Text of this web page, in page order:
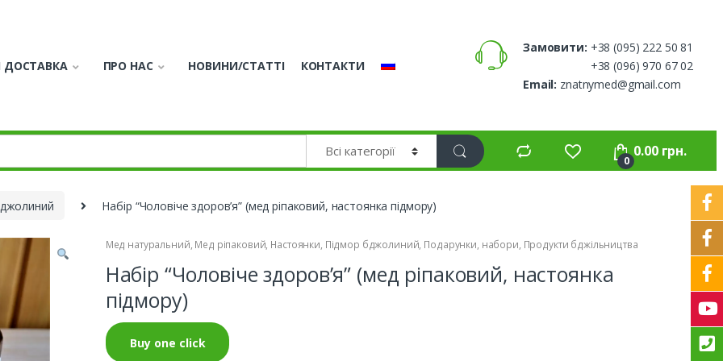
ДОСТАВКА ПРО НАС НОВИНИ/СТАТТІ КОНТАКТИ
Замовити: +38 (095) 222 50 81
+38 (096) 970 67 02
Email: znatnymed@gmail.com
0
0.00грн.
Набір “Чоловіче здоров’я” (мед ріпаковий, настоянка підмору)
Мед натуральний, Мед ріпаковий, Настоянки, Підмор бджолиний, Подарунки, набори, Продукти бджільництва
Набір “Чоловіче здоров’я” (мед ріпаковий, настоянка
підмору)
Buy one click